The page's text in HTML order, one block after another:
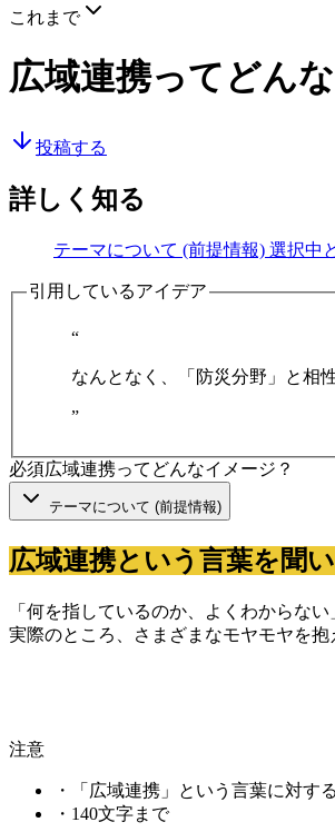
これまで
広域連携ってどん
投稿する
詳しく知る
テーマについて (前提情報) 選択中
引用しているアイデア
“
なんとなく、「防災分野」と相
”
必須広域連携ってどんなイメージ？
テーマについて (前提情報)
広域連携という言葉を聞
「何を指しているのか、よくわからな
実際のところ、さまざまなモヤモヤを
注意
・
「広域連携」という言葉に対す
・ 140文字まで